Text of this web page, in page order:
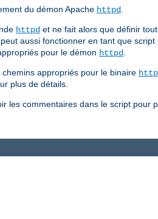
du démon Apache httpd.
httpd et ne fait alors que définir
aussi fonctionner en tant que script
pour le démon httpd.
appropriés pour le binaire
plus de détails.
les commentaires dans le script pour